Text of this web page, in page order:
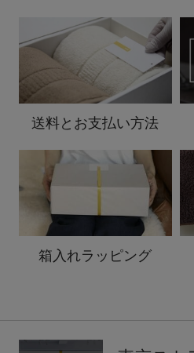
送料と お支払い方法
箱入れラッピング